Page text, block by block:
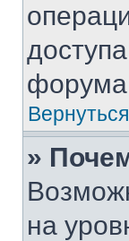
форума
»
на